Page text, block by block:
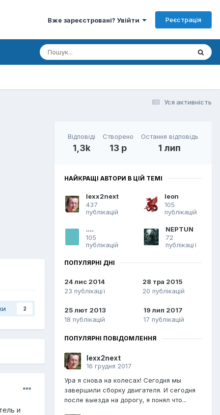
Вже зареєстровані? Увійти Реєстрація
Уся активність
2
и
Відповіді
1,3k
Створено
13 р
Остання відповідь
1 лип
НАЙКРАЩІ АВТОРИ В ЦІЙ ТЕМІ
lexx2next
437
публікацій
leon
105
публікацій
....
105
публікацій
NEPTUN
72
публікації
ПОПУЛЯРНІ ДНІ
24 лис 2014
23 публікації
28 тра 2015
20 публікацій
25 лют 2013
18 публікацій
19 лип 2017
17 публікацій
ПОПУЛЯРНІ ПОВІДОМЛЕННЯ
lexx2next
16 грудня 2017
Ура я снова на колесах! Сегодня мы
завершили сборку двигателя. И сегодня
после выезда на дорогу, я понял что...